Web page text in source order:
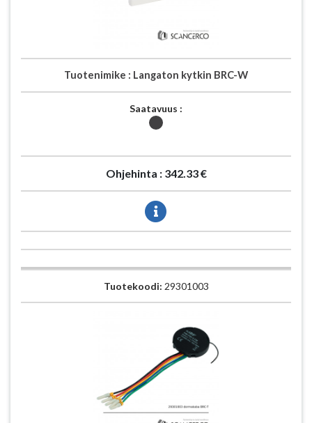
Tuotenimike : Langaton kytkin BRC-W
Saatavuus :
Ohjehinta : 342.33 €
Tuotekoodi: 29301003